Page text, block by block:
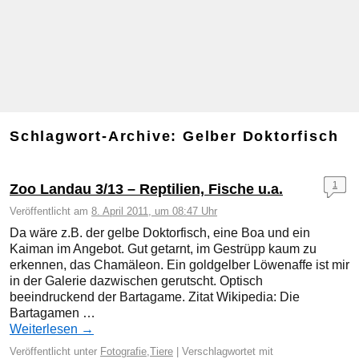
Schlagwort-Archive:Gelber Doktorfisch
Zoo Landau 3/13 – Reptilien, Fische u.a.
Veröffentlicht am 8. April 2011, um 08:47 Uhr
1
Da wäre z.B. der gelbe Doktorfisch, eine Boa und ein
Kaiman im Angebot. Gut getarnt, im Gestrüpp kaum zu
erkennen, das Chamäleon. Ein goldgelber Löwenaffe ist mir
in der Galerie dazwischen gerutscht. Optisch
beeindruckend der Bartagame. Zitat Wikipedia: Die
Bartagamen …
Weiterlesen →
Veröffentlicht unter Fotografie Tiere Verschlagwortet mit